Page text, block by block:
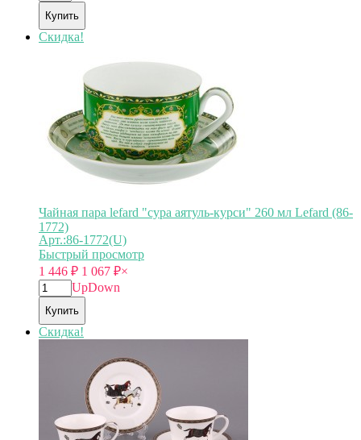
Купить
Скидка!
Чайная пара lefard "сура аятуль-курси" 260 мл Lefard (86-
1772)
Арт.:86-1772(U)
Быстрый просмотр
1 446 ₽ 1 067 ₽×
UpDown
Купить
Скидка!